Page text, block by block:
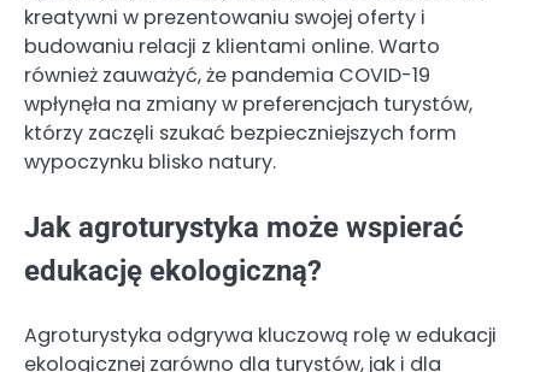
kreatywni w prezentowaniu swojej oferty i
budowaniu relacji z klientami online. Warto
również zauważyć, że pandemia COVID-19
wpłynęła na zmiany w preferencjach turystów,
którzy zaczęli szukać bezpieczniejszych form
wypoczynku blisko natury.
Jak agroturystyka może wspierać
edukację ekologiczną?
Agroturystyka odgrywa kluczową rolę w edukacji
ekologicznej zarówno dla turystów, jak i dla